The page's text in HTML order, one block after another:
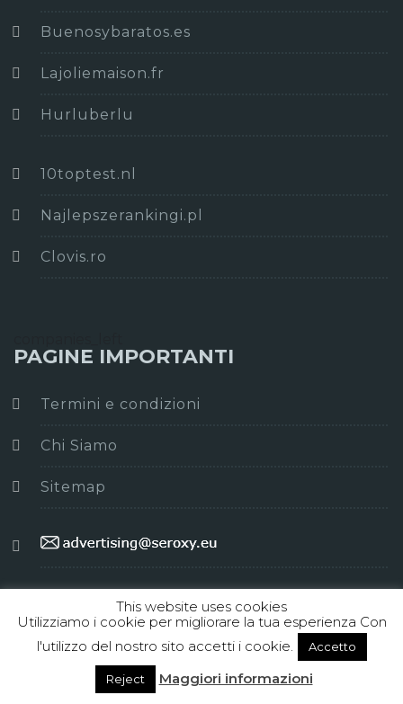
Buenosybaratos.es
Lajoliemaison.fr
Hurluberlu
10toptest.nl
Najlepszerankingi.pl
Clovis.ro
PAGINE IMPORTANTI
Termini e condizioni
Chi Siamo
Sitemap
Buono ed Economico © 2026. All Rights Reserved.
This website uses cookies
Utilizziamo i cookie per migliorare la tua esperienza Con
l'utilizzo del nostro sito accetti i cookie.
Accetto
Reject Maggiori informazioni